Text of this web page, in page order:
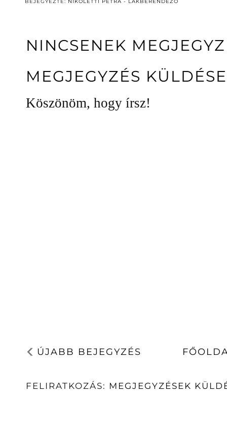
NINCSENEK
MEGJEGYZÉS KÜLDÉSE
Köszönöm, hogy írsz!
ÚJABB BEJEGYZÉS
FELIRATKOZÁS: MEGJEGYZÉSEK